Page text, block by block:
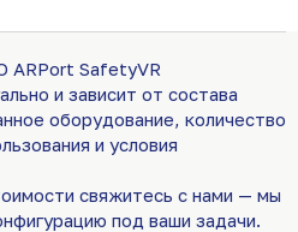
ARPort SafetyVR
и зависит от состава
оборудование, количество
и условия
свяжитесь с нами — мы
под ваши задачи.